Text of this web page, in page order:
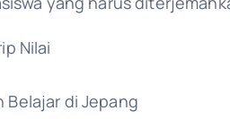
Nilai
Belajar di Jepang